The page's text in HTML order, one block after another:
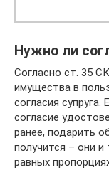
Нужно ли
Согласно ст. 35
имущества в
согласия
согласие
ранее, подарить
получится – они
равных